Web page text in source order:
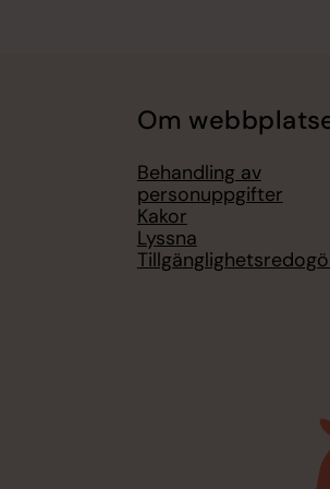
Om
Behandling av
personuppgifter
Kakor
Lyssna